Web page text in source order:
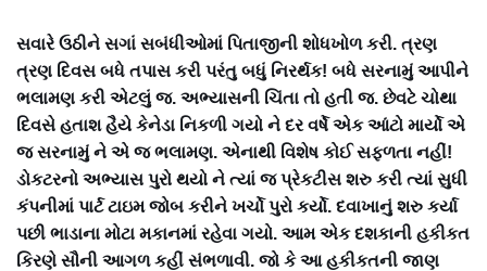
સવારે ઉઠીને સગાં સબંધીઓમાં પિતાજીની શોધખોળ કરી. ત્રણ
ત્રણ દિવસ બધે તપાસ કરી પરંતુ બધું નિરર્થક! બધે સરનામું આપીને
ભલામણ કરી એટલું જ. અભ્યાસની ચિંતા તો હતી જ. છેવટે ચોથા
દિવસે હતાશ હૈયે કેનેડા નિકળી ગયો ને દર વર્ષે એક આંટો માર્યો એ
જ સરનામું ને એ જ ભલામણ. એનાથી વિશેષ કોઈ સફળતા નહીં!
ડોકટરનો અભ્યાસ પુરો થયો ને ત્યાં જ પ્રેકટીસ શરુ કરી ત્યાં સુધી
કંપનીમાં પાર્ટ ટાઇમ જોબ કરીને ખર્ચો પુરો કર્યો. દવાખાનું શરુ કર્યા
પછી ભાડાના મોટા મકાનમાં રહેવા ગયો. આમ એક દશકાની હકીકત
કિરણે સૌની આગળ કહીં સંભળાવી. જો કે આ હકીકતની જાણ